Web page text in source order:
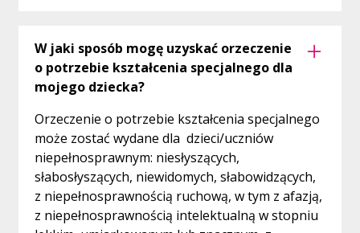
W jaki sposób mogę uzyskać orzeczenie
o potrzebie kształcenia specjalnego dla
mojego dziecka?
Orzeczenie o potrzebie kształcenia specjalnego
może zostać wydane dla dzieci/uczniów
niepełnosprawnym: niesłyszących,
słabosłyszących, niewidomych, słabowidzących,
z niepełnosprawnością ruchową, w tym z afazją,
z niepełnosprawnością intelektualną w stopniu